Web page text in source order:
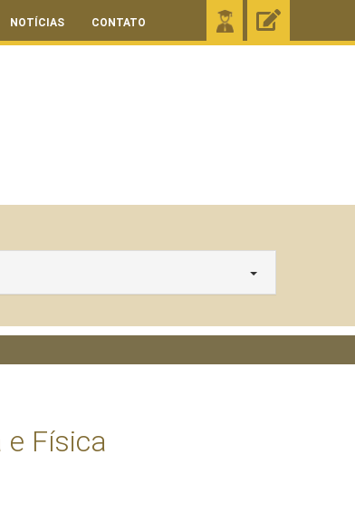
NOTÍCIAS CONTATO
Física